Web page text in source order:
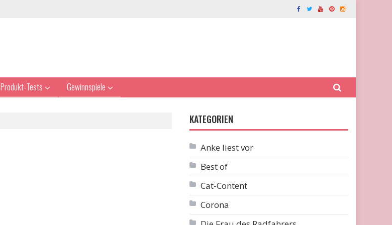
Produkt-Tests Gewinnspiele
KATEGORIEN
Anke liest vor
Best of
Cat-Content
Corona